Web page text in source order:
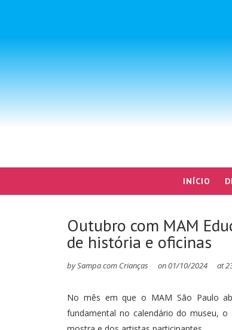
INÍCIO
Outubro com MAM
de história e oficinas
bySampa com Crianças on01/10/2024 at
No mês em que o MAM São Paulo
fundamental no calendário do museu,